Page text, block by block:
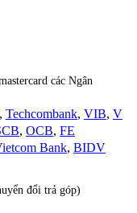
các Ngân
, Techcombank, VIB, V
, OCB, FE
Bank, BIDV
đổi trả góp)